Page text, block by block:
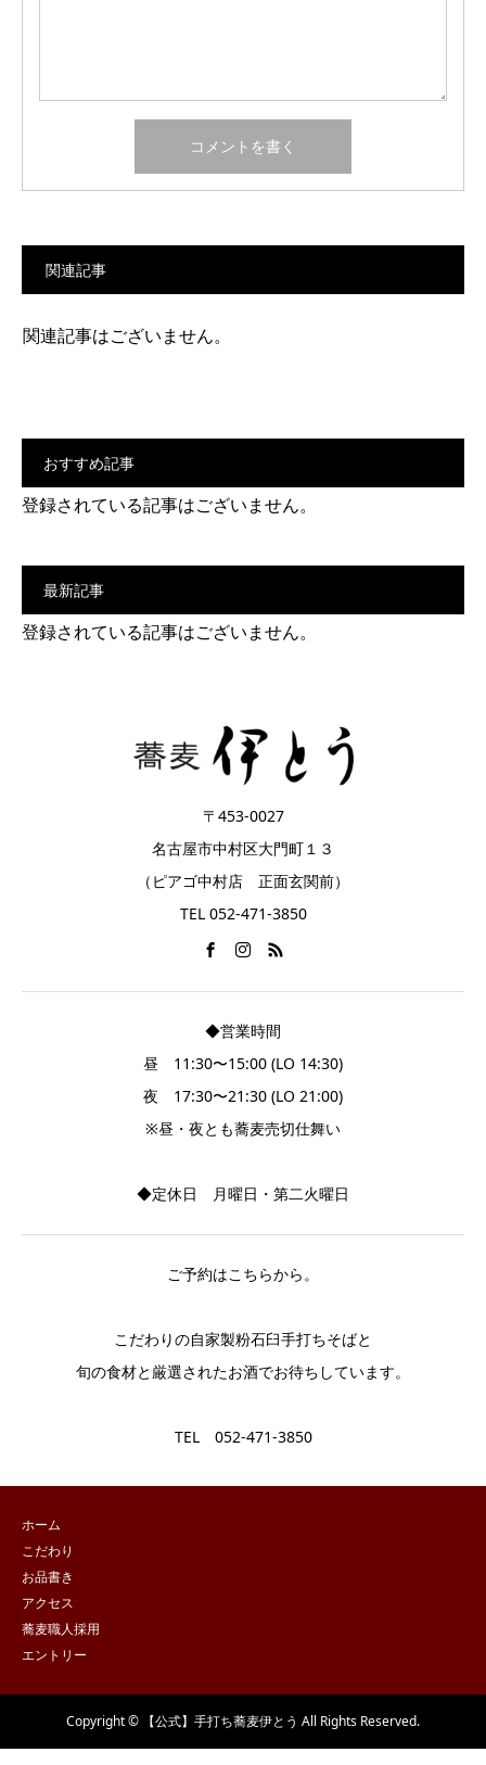
関連記事
関連記事はございません。
おすすめ記事
登録されている記事はございません。
最新記事
登録されている記事はございません。
〒453-0027
名古屋市中村区大門町１３
（ピアゴ中村店 正面玄関前）
TEL 052-471-3850
◆営業時間
昼 11:30〜15:00 (LO 14:30)
夜 17:30〜21:30 (LO 21:00)
※昼・夜とも蕎麦売切仕舞い
◆定休日 月曜日・第二火曜日
ご予約はこちらから。
こだわりの自家製粉石臼手打ちそばと
旬の食材と厳選されたお酒でお待ちしています。
TEL 052-471-3850
ホーム
こだわり
お品書き
アクセス
蕎麦職人採用
エントリー
Copyright © 【公式】手打ち蕎麦伊とう All Rights Reserved.